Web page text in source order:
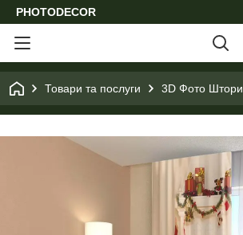
PHOTODECOR
Товари та послуги 3D Фото Штори